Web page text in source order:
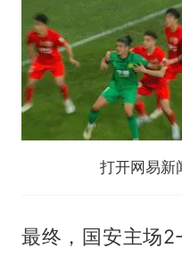
打开网易新
最终，国安主场